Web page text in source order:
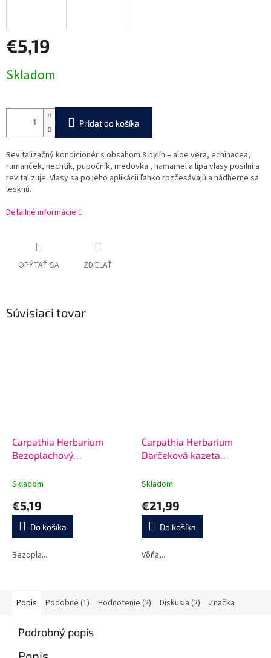
€5,19
cena:
Skladom
Pridať do košíka
Revitalizačný kondicionér s obsahom 8 bylín – aloe vera, echinacea,
rumanček, nechtík, pupočník, medovka , hamamel a lipa vlasy posilní a
revitalizuje. Vlasy sa po jeho aplikácii ľahko rozčesávajú a nádherne sa
lesknú.
Detailné informácie
OPÝTAŤ SA ZDIEĽAŤ
Súvisiaci tovar
Carpathia Herbarium
Bezoplachový
s výťažkami 8 bylín 150ml
Skladom
€5,19
Do košíka
Bezopla...
Carpathia Herbarium
Darčeková kazeta
Skladom
€21,99
Do košíka
Vôňa,...
Popis Podobné (1) Hodnotenie (2) Diskusia (2) Značka
Podrobný popis